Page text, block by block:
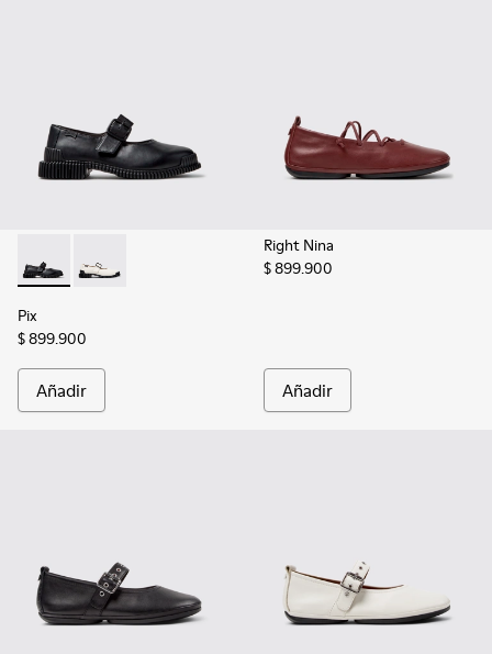
Pix - K201924-003 - Zapatos de piel negros para mujer.
Pix - K201924-002
Pix
$ 899.900
Añadir
Right Nina
$ 899.900
Añadir